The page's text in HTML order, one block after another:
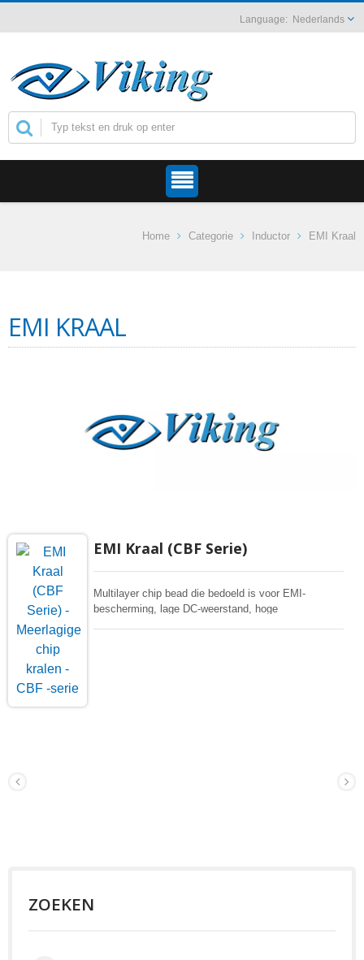
Nederlands
Home Categorie Inductor EMI Kraal
EMI KRAAL
EMI Kraal (CBF Serie)
Multilayer chip bead die bedoeld is voor EMI-
bescherming, lage DC-weerstand, hoge
ZOEKEN